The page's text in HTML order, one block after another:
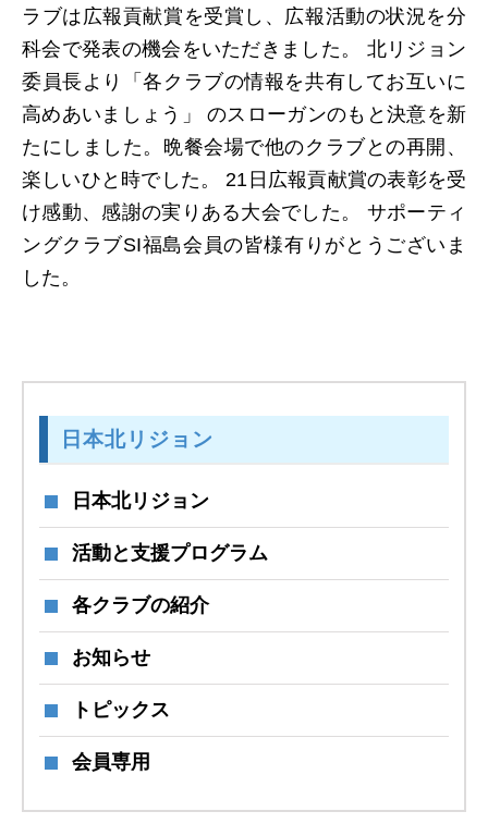
ラブは広報貢献賞を受賞し、広報活動の状況を分
科会で発表の機会をいただきました。 北リジョン
委員長より「各クラブの情報を共有してお互いに
高めあいましょう」 のスローガンのもと決意を新
たにしました。晩餐会場で他のクラブとの再開、
楽しいひと時でした。 21日広報貢献賞の表彰を受
け感動、感謝の実りある大会でした。 サポーティ
ングクラブSI福島会員の皆様有りがとうございま
した。
日本北リジョン
日本北リジョン
活動と支援プログラム
各クラブの紹介
お知らせ
トピックス
会員専用